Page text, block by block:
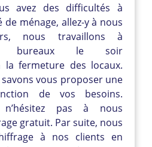
avez des difficultés à
ménage, allez-y à nous
nous travaillons à
bureaux le soir
la fermeture des locaux.
vous proposer une
de vos besoins.
n’hésitez pas à nous
gratuit. Par suite, nous
à nos clients en